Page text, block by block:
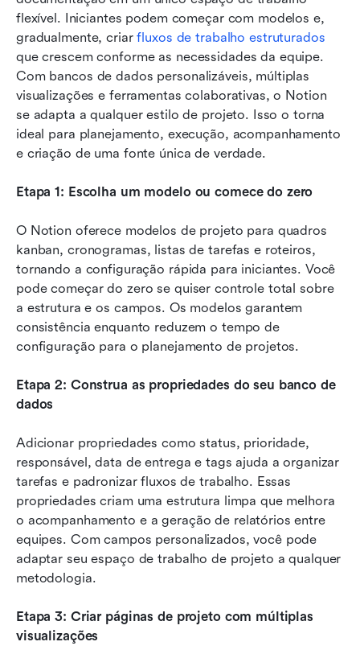
flexível. Iniciantes podem começar com modelos e,
gradualmente, criar fluxos de trabalho estruturados
que crescem conforme as necessidades da equipe.
Com bancos de dados personalizáveis, múltiplas
visualizações e ferramentas colaborativas, o Notion
se adapta a qualquer estilo de projeto. Isso o torna
ideal para planejamento, execução, acompanhamento
e criação de uma fonte única de verdade.
Etapa 1: Escolha um modelo ou comece do zero
O Notion oferece modelos de projeto para quadros
kanban, cronogramas, listas de tarefas e roteiros,
tornando a configuração rápida para iniciantes. Você
pode começar do zero se quiser controle total sobre
a estrutura e os campos. Os modelos garantem
consistência enquanto reduzem o tempo de
configuração para o planejamento de projetos.
Etapa 2: Construa as propriedades do seu banco de
dados
Adicionar propriedades como status, prioridade,
responsável, data de entrega e tags ajuda a organizar
tarefas e padronizar fluxos de trabalho. Essas
propriedades criam uma estrutura limpa que melhora
o acompanhamento e a geração de relatórios entre
equipes. Com campos personalizados, você pode
adaptar seu espaço de trabalho de projeto a qualquer
metodologia.
Etapa 3: Criar páginas de projeto com múltiplas
visualizações